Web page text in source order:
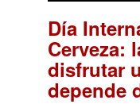
Día
Cerveza:
disfrutar
depende